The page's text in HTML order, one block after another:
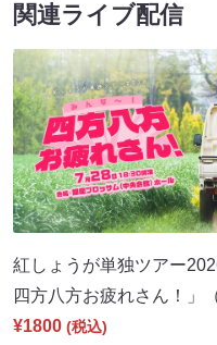
関連ライブ配信
紅しょうが単独ツアー
四方八方お疲れさん！」
¥1800 (税込)